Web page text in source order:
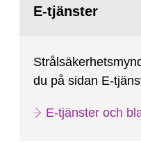
sida:E-tjänster
du på sidan E-
E-tjänster och